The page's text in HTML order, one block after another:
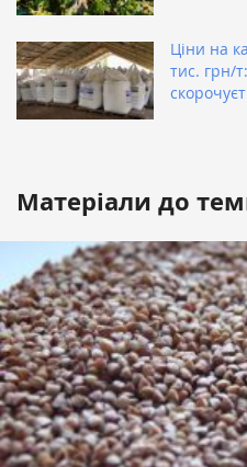
Ціни на
тис. грн/
Матеріали до